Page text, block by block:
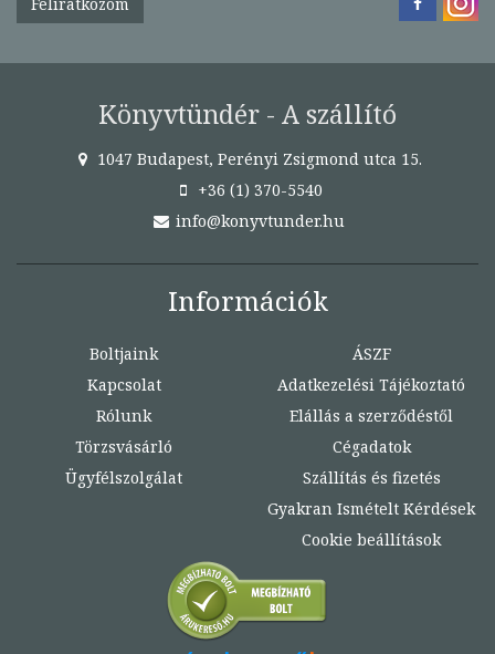
Könyvtündér - A szállító
1047 Budapest, Perényi Zsigmond utca 15.
+36 (1) 370-5540
info@konyvtunder.hu
Információk
Boltjaink
Kapcsolat
Rólunk
Törzsvásárló
Ügyfélszolgálat
ÁSZF
Adatkezelési Tájékoztató
Elállás a szerződéstől
Cégadatok
Szállítás és fizetés
Gyakran Ismételt Kérdések
Cookie beállítások